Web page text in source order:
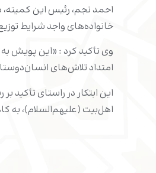
خانواده‌های واجد شرایط
وی تأکید کرد : «این پویش
امتداد تلاش‌های
این ابتکار در راستای
اهل‌بیت (علیهم‌السلام)،